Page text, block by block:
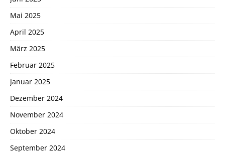
Mai 2025
April 2025
März 2025
Februar 2025
Januar 2025
Dezember 2024
November 2024
Oktober 2024
September 2024